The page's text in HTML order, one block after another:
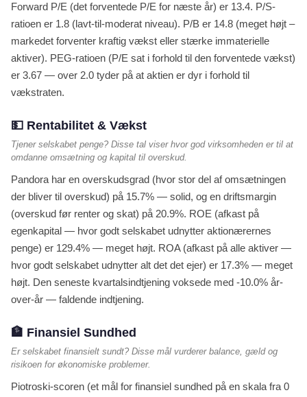
Forward P/E (det forventede P/E for næste år) er 13.4. P/S-
ratioen er 1.8 (lavt-til-moderat niveau). P/B er 14.8 (meget højt –
markedet forventer kraftig vækst eller stærke immaterielle
aktiver). PEG-ratioen (P/E sat i forhold til den forventede vækst)
er 3.67 — over 2.0 tyder på at aktien er dyr i forhold til
vækstraten.
💵 Rentabilitet & Vækst
Tjener selskabet penge? Disse tal viser hvor god virksomheden er til at
omdanne omsætning og kapital til overskud.
Pandora har en overskudsgrad (hvor stor del af omsætningen
der bliver til overskud) på 15.7% — solid, og en driftsmargin
(overskud før renter og skat) på 20.9%. ROE (afkast på
egenkapital — hvor godt selskabet udnytter aktionærernes
penge) er 129.4% — meget højt. ROA (afkast på alle aktiver —
hvor godt selskabet udnytter alt det det ejer) er 17.3% — meget
højt. Den seneste kvartalsindtjening voksede med -10.0% år-
over-år — faldende indtjening.
🏦 Finansiel Sundhed
Er selskabet finansielt sundt? Disse mål vurderer balance, gæld og
risikoen for økonomiske problemer.
Piotroski-scoren (et mål for finansiel sundhed på en skala fra 0